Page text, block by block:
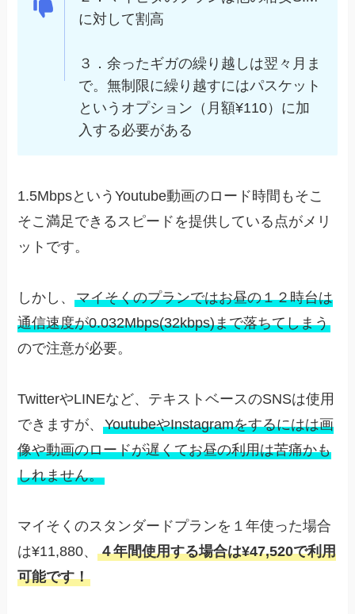
に対して割高
３．余ったギガの繰り越しは翌々月ま
で。無制限に繰り越すにはパスケット
というオプション（月額¥110）に加
入する必要がある
1.5MbpsというYoutube動画のロード時間もそこ
そこ満足できるスピードを提供している点がメリ
ットです。
しかし、マイそくのプランではお昼の１２時台は
通信速度が0.032Mbps(32kbps)まで落ちてしまう
ので注意が必要。
TwitterやLINEなど、テキストベースのSNSは使用
できますが、YoutubeやInstagramをするにはは画
像や動画のロードが遅くてお昼の利用は苦痛かも
しれません。
マイそくのスタンダードプランを１年使った場合
は¥11,880、４年間使用する場合は¥47,520で利用
可能です！